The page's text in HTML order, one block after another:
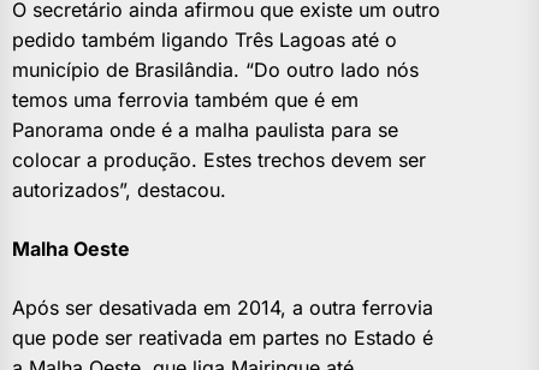
O secretário ainda afirmou que existe um outro
pedido também ligando Três Lagoas até o
município de Brasilândia. “Do outro lado nós
temos uma ferrovia também que é em
Panorama onde é a malha paulista para se
colocar a produção. Estes trechos devem ser
autorizados”, destacou.
Malha Oeste
Após ser desativada em 2014, a outra ferrovia
que pode ser reativada em partes no Estado é